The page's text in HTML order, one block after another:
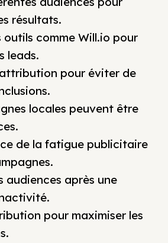
résultats.
outils comme Will.io pour
leads.
pour éviter de
locales peuvent être
de la fatigue publicitaire
audiences après une
pour maximiser les